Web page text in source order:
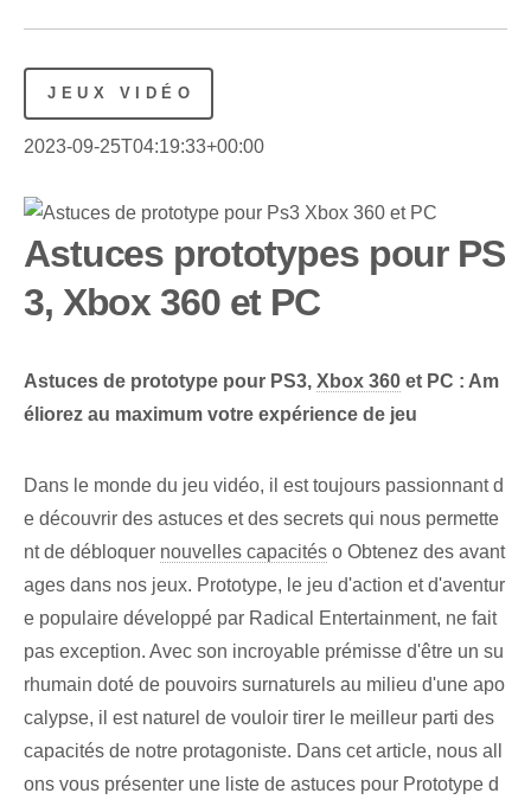
JEUX VIDÉO
2023-09-25T04:19:33+00:00
Astuces prototypes pour PS
3, Xbox 360 et PC
Astuces de prototype pour PS3, Xbox 360 et PC : ⁤Am
éliorez au maximum votre expérience de jeu
Dans le monde du jeu vidéo, il est toujours passionnant d
e découvrir des astuces et des secrets qui nous permette
nt de débloquer nouvelles capacités o Obtenez des ⁣avant
ages⁤ dans nos jeux. Prototype, le jeu d'action et d'aventur
e populaire développé par Radical Entertainment, ne fait
pas exception. Avec son incroyable prémisse d'être un su
rhumain doté de pouvoirs surnaturels au milieu d'une apo
calypse, il est naturel de vouloir tirer le meilleur parti des
capacités de notre protagoniste. Dans cet article, nous all
ons vous présenter une liste de astuces pour Prototype d